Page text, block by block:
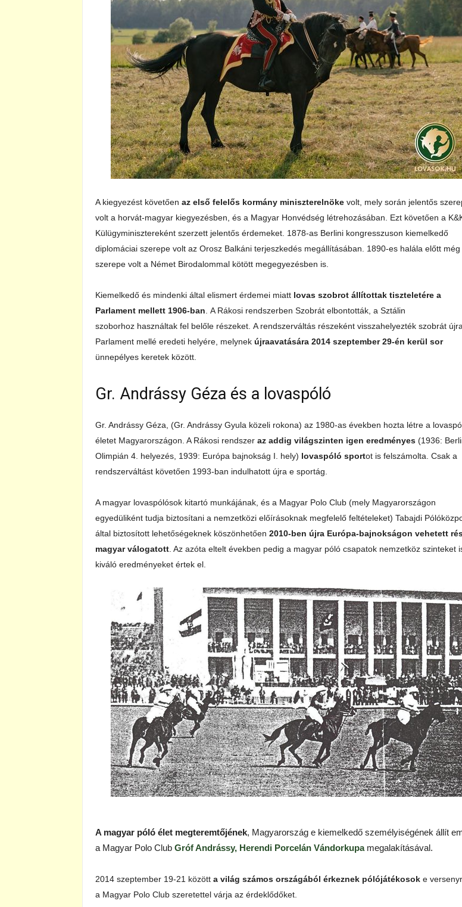
A kiegyezést követően az első felelős kormány miniszterelnöke volt, mely során jelentős
volt a horvát-magyar kiegyezésben, és a Magyar Honvédség létrehozásában. Ezt követően a
Külügyminisztereként szerzett jelentős érdemeket. 1878-as Berlini kongresszuson kiemelkedő
diplomáciai szerepe volt az Orosz Balkáni terjeszkedés megállításában. 1890-es halála előtt még
szerepe volt a Német Birodalommal kötött megegyezésben is.
Kiemelkedő és mindenki által elismert érdemei miatt lovas szobrot állítottak tiszteletére a
Parlament mellett 1906-ban . A Rákosi rendszerben Szobrát elbontották, a Sztálin
szoborhoz használtak fel belőle részeket. A rendszerváltás részeként visszahelyezték szobrát
Parlament mellé eredeti helyére, melynek újraavatására 2014 szeptember 29-én kerül sor
ünnepélyes keretek között.
Gr. Andrássy Géza és a lovaspóló
Gr. Andrássy Géza, (Gr. Andrássy Gyula közeli rokona) az 1980-as években hozta létre a
életet Magyarországon. A Rákosi rendszer az addig világszinten igen eredményes (1936:
Olimpián 4. helyezés, 1939: Európa bajnokság I. hely) lovaspóló sportot is felszámolta. Csak a
rendszerváltást követően 1993-ban indulhatott újra e sportág.
A magyar lovaspólósok kitartó munkájának, és a Magyar Polo Club (mely Magyarországon
egyedüliként tudja biztosítani a nemzetközi előírásoknak megfelelő feltételeket) Tabajdi
által biztosított lehetőségeknek köszönhetően 2010-ben újra Európa-bajnokságon vehetett
magyar válogatott . Az azóta eltelt években pedig a magyar póló csapatok nemzetköz szinteket
kiváló eredményeket értek el.
A magyar póló élet megteremtőjének, Magyarország e kiemelkedő személyiségének állít
a Magyar Polo Club Gróf Andrássy, Herendi Porcelán Vándorkupamegalakításával.
2014 szeptember 19-21 között a világ számos országából érkeznek pólójátékosok e
a Magyar Polo Club szeretettel várja az érdeklődőket.